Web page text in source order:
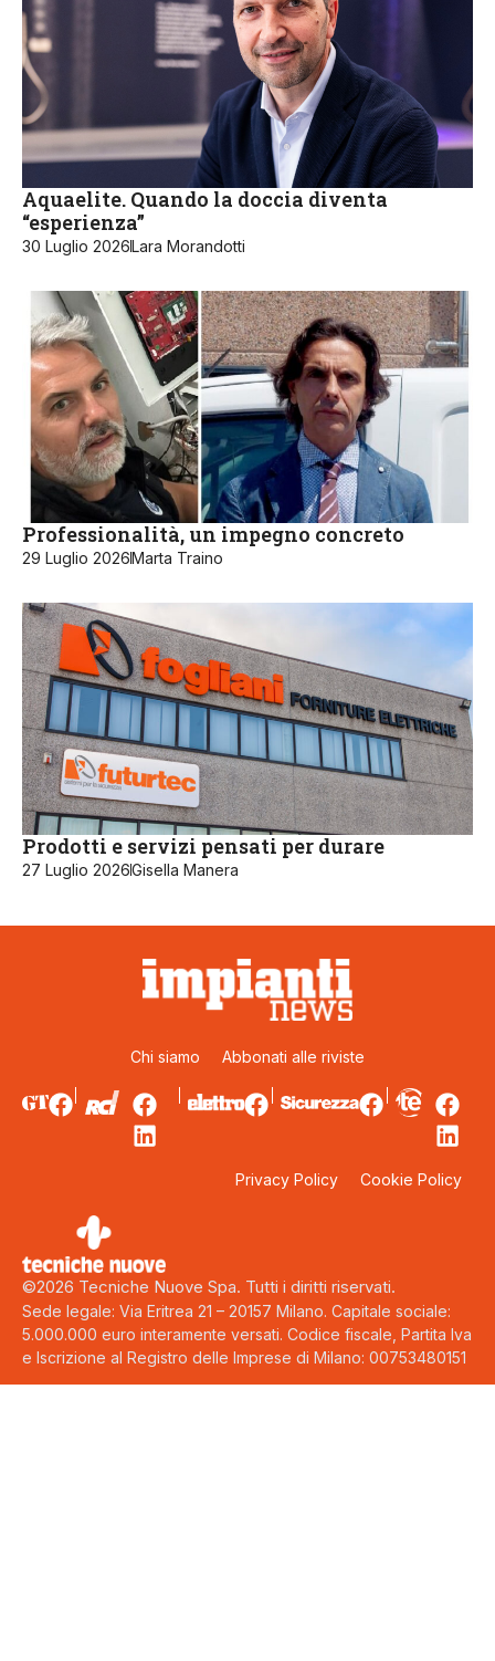
Aquaelite. Quando la doccia diventa
“esperienza”
30 Luglio 2026Lara Morandotti
Professionalità, un impegno concreto
29 Luglio 2026Marta Traino
Prodotti e servizi pensati per durare
27 Luglio 2026Gisella Manera
Chi siamo Abbonati alle riviste
Privacy Policy Cookie Policy
©2026 Tecniche Nuove Spa. Tutti i diritti riservati.
Sede legale: Via Eritrea 21 – 20157 Milano. Capitale sociale:
5.000.000 euro interamente versati. Codice fiscale, Partita Iva
e Iscrizione al Registro delle Imprese di Milano: 00753480151